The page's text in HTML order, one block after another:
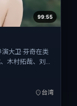
99:55
大卫·芬奇在类
木村拓哉、刘昊
月9日（公映登
有度。
台湾